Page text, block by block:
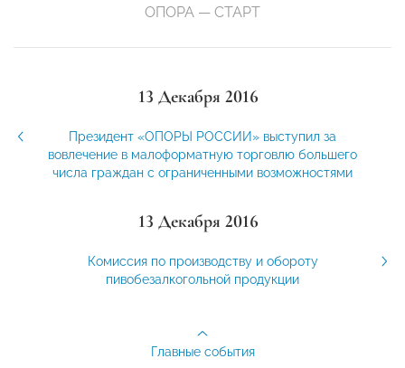
ОПОРА — СТАРТ
13 Декабря 2016
Президент «ОПОРЫ РОССИИ» выступил за
вовлечение в малоформатную торговлю большего
числа граждан с ограниченными возможностями
13 Декабря 2016
Комиссия по производству и обороту
пивобезалкогольной продукции
Главные события